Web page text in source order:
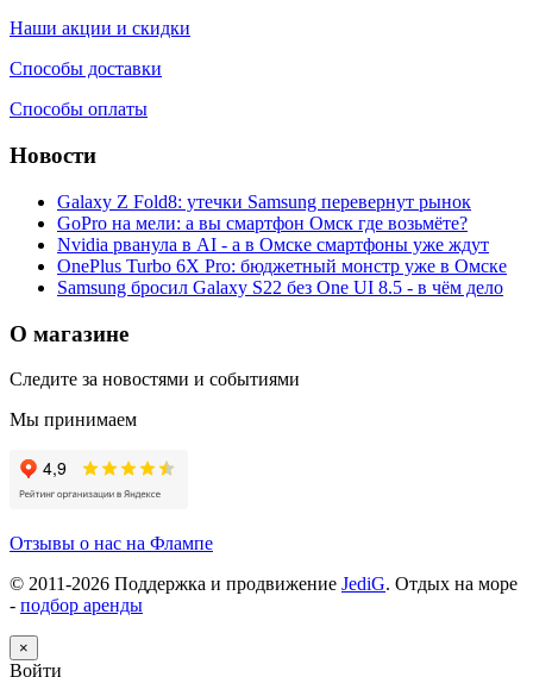
Наши акции и скидки
Способы доставки
Способы оплаты
Новости
Galaxy Z Fold8: утечки Samsung перевернут рынок
GoPro на мели: а вы смартфон Омск где возьмёте?
Nvidia рванула в AI - а в Омске смартфоны уже ждут
OnePlus Turbo 6X Pro: бюджетный монстр уже в Омске
Samsung бросил Galaxy S22 без One UI 8.5 - в чём дело
О магазине
Следите за новостями и событиями
Мы принимаем
Отзывы о нас на Флампе
© 2011-2026 Поддержка и продвижение JediG. Отдых на море
- подбор аренды
×
Войти